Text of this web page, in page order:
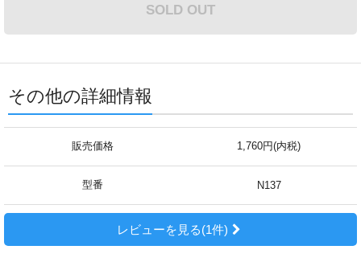
SOLD OUT
その他の詳細情報
販売価格 1,760円(内税)
型番 N137
レビューを見る(1件)